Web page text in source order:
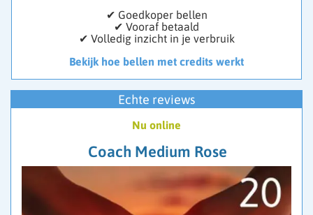
✔ Goedkoper bellen
✔ Vooraf betaald
✔ Volledig inzicht in je verbruik
Bekijk hoe bellen met credits werkt
Echte reviews
Nu online
Coach Medium Rose